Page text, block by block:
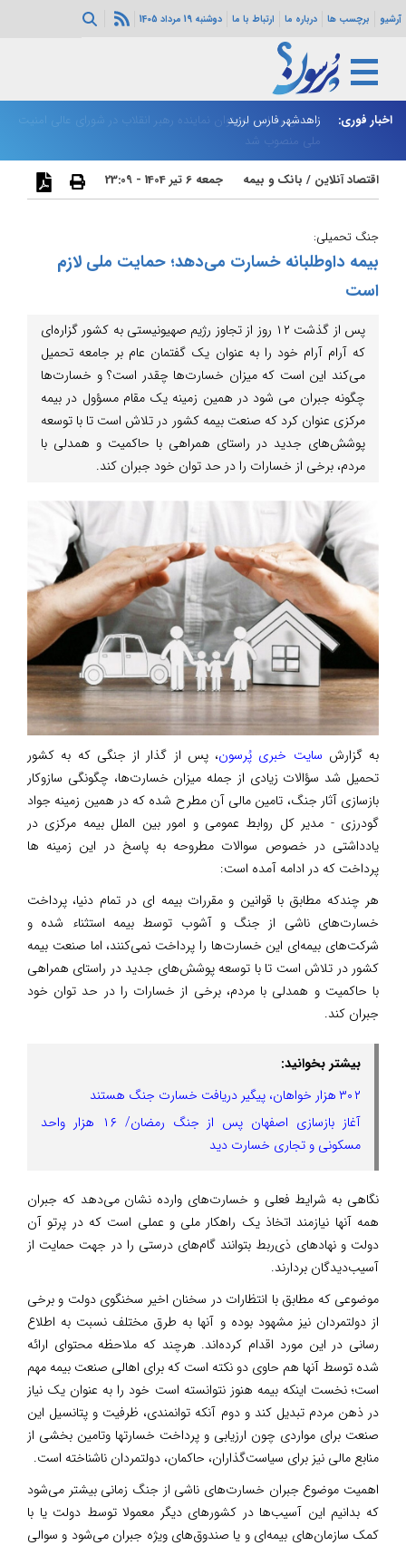
آرشیو برچسب ها درباره ما ارتباط با ما دوشنبه 19 مرداد 1405
اخبار فوری:
عالی امنیت زاهدشهر فارس لرزید
اقتصاد آنلاین / بانک و بیمه جمعه 6 تیر 1404 - 23:09
جنگ تحمیلی:
بیمه داوطلبانه خسارت می‌دهد؛ حمایت ملی لازم
است
پس از گذشت ١٢ روز از تجاوز رژیم صهیونیستی به کشور گزاره‌ای
که آرام آرام خود را به عنوان یک گفتمان عام بر جامعه تحمیل
می‌کند این است که میزان خسارت‌ها چقدر است؟ و خسارت‌ها
چگونه جبران می شود در همین زمینه یک مقام مسؤول در بیمه
مرکزی عنوان کرد که صنعت بیمه کشور در تلاش است تا با توسعه
پوشش‌های جدید در راستای همراهی با حاکمیت و همدلی با
مردم، برخی از خسارات را در حد توان خود جبران کند.
به گزارش سایت خبری پُرسون، پس از گذار از جنگی که به کشور
تحمیل شد سؤالات زیادی از جمله میزان خسارت‌ها، چگونگی سازوکار
بازسازی آثار جنگ، تامین مالی آن مطرح شده که در همین زمینه جواد
گودرزی - مدیر کل روابط عمومی و امور بین الملل بیمه مرکزی در
یادداشتی در خصوص سوالات مطروحه به پاسخ در این زمینه ها
پرداخت که در ادامه آمده است:
هر چندکه مطابق با قوانین و مقررات بیمه ای در تمام دنیا، پرداخت
خسارت‌های ناشی از جنگ و آشوب توسط بیمه استثناء شده و
شرکت‌های بیمه‌ای این خسارت‌ها را پرداخت نمی‌کنند، اما صنعت بیمه
کشور در تلاش است تا با توسعه پوشش‌های جدید در راستای همراهی
با حاکمیت و همدلی با مردم، برخی از خسارات را در حد توان خود
جبران کند.
بیشتر بخوانید:
۳۰۲ هزار خواهان، پیگیر دریافت خسارت جنگ هستند
آغاز بازسازی اصفهان پس از جنگ رمضان/ ۱۶ هزار واحد
مسکونی و تجاری خسارت دید
نگاهی به شرایط فعلی و خسارت‌های وارده نشان می‌دهد که جبران
همه آنها نیازمند اتخاذ یک راهکار ملی و عملی است که در پرتو آن
دولت و نهادهای ذی‌ربط بتوانند گام‌های درستی را در جهت حمایت از
آسیب‌دیدگان بردارند.
موضوعی که مطابق با انتظارات در سخنان اخیر سخنگوی دولت و برخی
از دولتمردان نیز مشهود بوده و آنها به طرق مختلف نسبت به اطلاع
رسانی در این مورد اقدام کرده‌اند. هرچند که ملاحظه محتوای ارائه
شده توسط آنها هم حاوی دو نکته است که برای اهالی صنعت بیمه مهم
است؛ نخست اینکه بیمه هنوز نتوانسته است خود را به عنوان یک نیاز
در ذهن مردم تبدیل کند و دوم آنکه توانمندی، ظرفیت و پتانسیل این
صنعت برای مواردی چون ارزیابی و پرداخت خسارتها وتامین بخشی از
منابع مالی نیز برای سیاست‌گذاران، حاکمان، دولتمردان ناشناخته است.
اهمیت موضوع جبران خسارت‌های ناشی از جنگ زمانی بیشتر می‌شود
که بدانیم این‌ آسیب‌ها در کشورهای دیگر معمولا توسط دولت یا با
کمک سازمان‌های بیمه‌ای و یا صندوق‌های ویژه جبران می‌شود و سوالی